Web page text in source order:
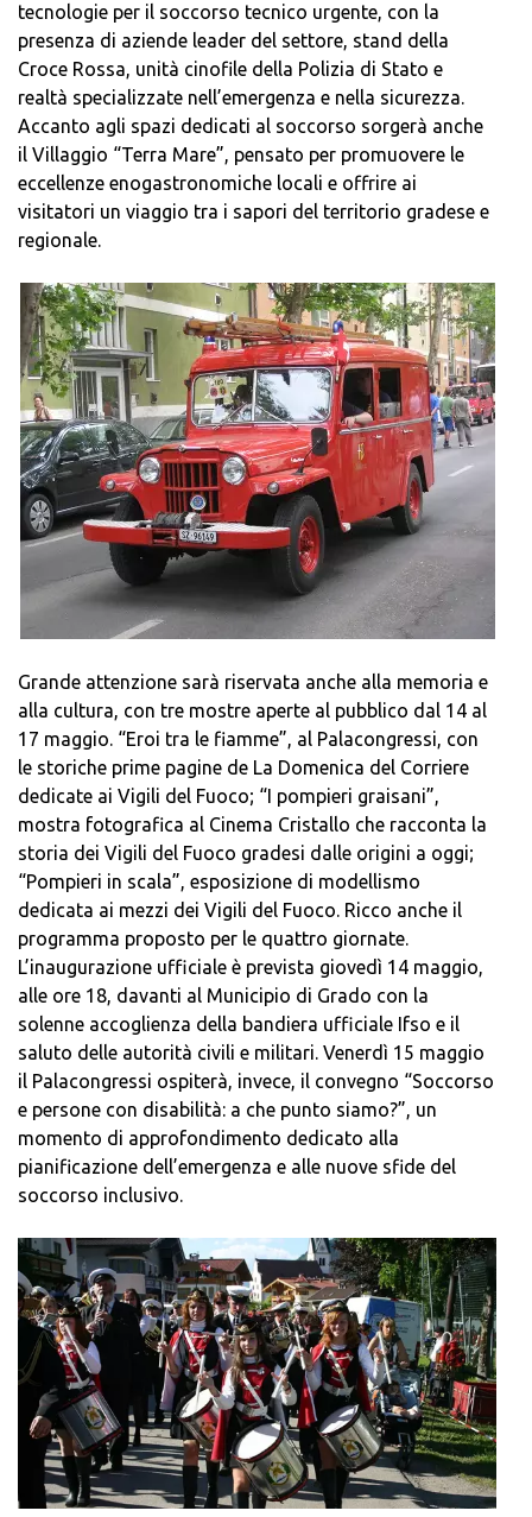
tecnologie per il soccorso tecnico urgente, con la
presenza di aziende leader del settore, stand della
Croce Rossa, unità cinofile della Polizia di Stato e
realtà specializzate nell’emergenza e nella sicurezza.
Accanto agli spazi dedicati al soccorso sorgerà anche
il Villaggio “Terra Mare”, pensato per promuovere le
eccellenze enogastronomiche locali e offrire ai
visitatori un viaggio tra i sapori del territorio gradese e
regionale.
Grande attenzione sarà riservata anche alla memoria e
alla cultura, con tre mostre aperte al pubblico dal 14 al
17 maggio. “Eroi tra le fiamme”, al Palacongressi, con
le storiche prime pagine de La Domenica del Corriere
dedicate ai Vigili del Fuoco; “I pompieri graisani”,
mostra fotografica al Cinema Cristallo che racconta la
storia dei Vigili del Fuoco gradesi dalle origini a oggi;
“Pompieri in scala”, esposizione di modellismo
dedicata ai mezzi dei Vigili del Fuoco. Ricco anche il
programma proposto per le quattro giornate.
L’inaugurazione ufficiale è prevista giovedì 14 maggio,
alle ore 18, davanti al Municipio di Grado con la
solenne accoglienza della bandiera ufficiale Ifso e il
saluto delle autorità civili e militari. Venerdì 15 maggio
il Palacongressi ospiterà, invece, il convegno “Soccorso
e persone con disabilità: a che punto siamo?”, un
momento di approfondimento dedicato alla
pianificazione dell’emergenza e alle nuove sfide del
soccorso inclusivo.